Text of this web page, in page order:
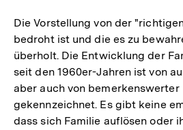
Die Vorstellung von der
bedroht ist und die es zu
überholt. Die Entwicklung der
seit den 1960er-Jahren ist von
aber auch von
gekennzeichnet. Es gibt keine
dass sich Familie auflösen oder